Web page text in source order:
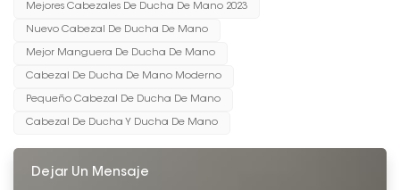
Mejores Cabezales De Ducha De Mano 2023
Nuevo Cabezal De Ducha De Mano
Mejor Manguera De Ducha De Mano
Cabezal De Ducha De Mano Moderno
Pequeño Cabezal De Ducha De Mano
Cabezal De Ducha Y Ducha De Mano
Dejar Un Mensaje